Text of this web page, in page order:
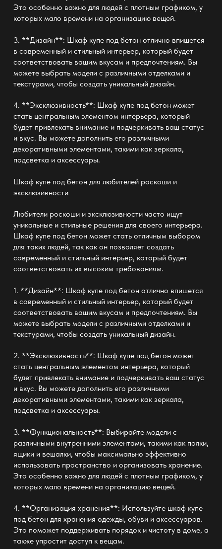
Это особенно важно для людей с плотным графиком, у
которых мало времени на организацию вещей.
3. **Дизайн**: Шкаф купе под бетон отлично впишется
в современный и стильный интерьер, который будет
соответствовать вашим вкусам и предпочтениям. Вы
можете выбрать модели с различными отделками и
текстурами, чтобы создать уникальный дизайн.
4. **Эксклюзивность**: Шкаф купе под бетон может
стать центральным элементом интерьера, который
будет привлекать внимание и подчеркивать ваш статус
и вкус. Вы можете дополнить его различными
декоративными элементами, такими как зеркала,
подсветка и аксессуары.
Шкаф купе под бетондля любителей роскоши и
эксклюзивности
Любители роскоши и эксклюзивности часто ищут
уникальные и стильные решения для своего интерьера.
Шкаф купе под бетон может стать отличным выбором
для таких людей, так как он позволяет создать
современный и стильный интерьер, который будет
соответствовать их высоким требованиям.
1. **Дизайн**: Шкаф купе под бетон отлично впишется
в современный и стильный интерьер, который будет
соответствовать вашим вкусам и предпочтениям. Вы
можете выбрать модели с различными отделками и
текстурами, чтобы создать уникальный дизайн.
2. **Эксклюзивность**: Шкаф купе под бетон может
стать центральным элементом интерьера, который
будет привлекать внимание и подчеркивать ваш статус
и вкус. Вы можете дополнить его различными
декоративными элементами, такими как зеркала,
подсветка и аксессуары.
3. **Функциональность**: Выбирайте модели с
различными внутренними элементами, такими как полки,
ящики и вешалки, чтобы максимально эффективно
использовать пространство и организовать хранение.
Это особенно важно для людей с плотным графиком, у
которых мало времени на организацию вещей.
4. **Организация хранения**: Используйте шкаф купе
под бетон для хранения одежды, обуви и аксессуаров.
Это поможет поддерживать порядок и чистоту в доме, а
также упростит доступ к вещам.